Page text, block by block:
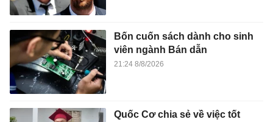
Bốn cuốn sách dành cho sinh
viên ngành Bán dẫn
21:24 8/8/2026
Quốc Cơ chia sẻ về việc tốt